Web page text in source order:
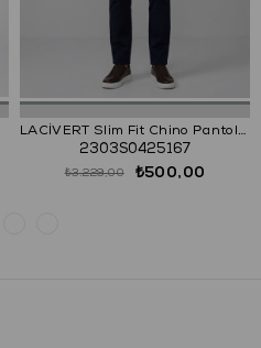
LACİVERT Slim Fit Chino Pantolon
2303S0425167
₺500,00
₺3.229,00